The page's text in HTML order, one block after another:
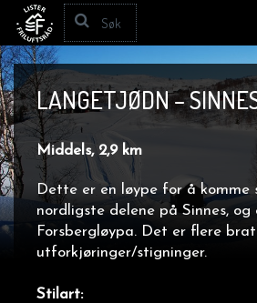
LANGETJØDN –
Middels, 2,9 km
Dette er en løype for å komme
nordligste delene på Sinnes, og
Forsbergløypa. Det er flere
utforkjøringer/stigninger.
Stilart: